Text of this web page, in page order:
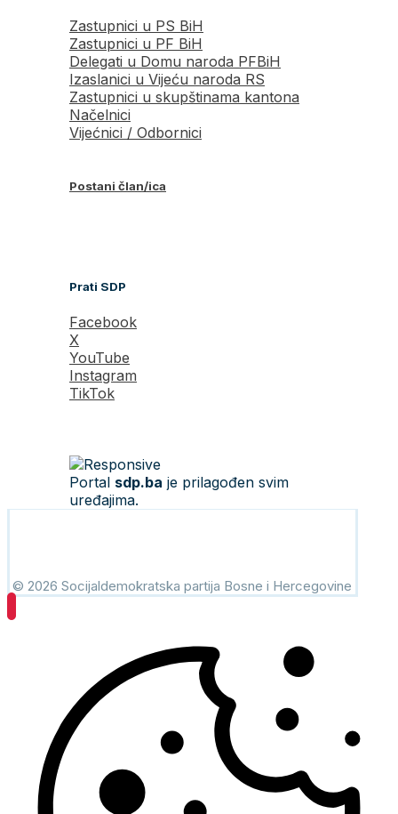
Zastupnici u PS BiH
Zastupnici u PF BiH
Delegati u Domu naroda PFBiH
Izaslanici u Vijeću naroda RS
Zastupnici u skupštinama kantona
Načelnici
Vijećnici / Odbornici
Postani član/ica
Prati SDP
Facebook
X
YouTube
Instagram
TikTok
Portal sdp.ba je prilagođen svim
uređajima.
© 2026 Socijaldemokratska partija Bosne i Hercegovine